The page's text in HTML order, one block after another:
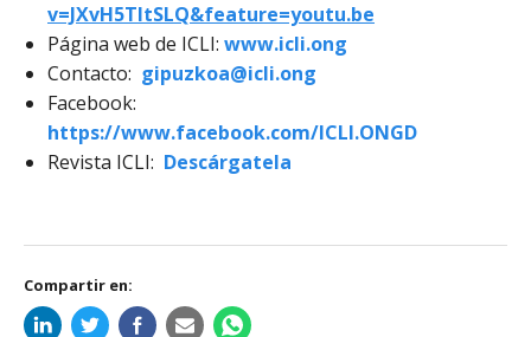
v=JXvH5TItSLQ&feature=youtu.be
Página web de ICLI: www.icli.ong
Contacto: gipuzkoa@icli.ong
Facebook:
https://www.facebook.com/ICLI.ONGD
Revista ICLI: Descárgatela
Compartir en: